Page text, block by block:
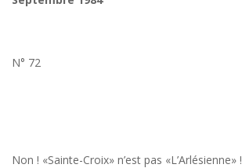
N° 72
Non ! «Sainte-Croix» n’est pas «L’Arlésienne» !